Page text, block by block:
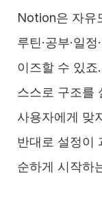
Notion은 자유
루틴·공부·일
이즈할 수 있죠.
스스로 구조를
사용자에게 맞
반대로 설정이
순하게 시작하